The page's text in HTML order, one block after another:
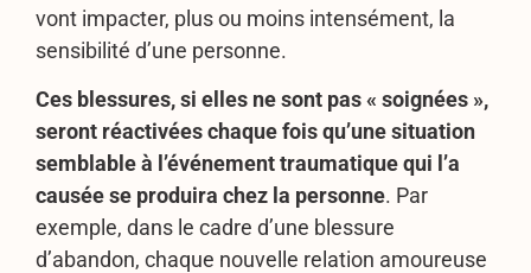
vont impacter, plus ou moins intensément, la
sensibilité d’une personne.
Ces blessures, si elles ne sont pas « soignées »,
seront réactivées chaque fois qu’une situation
semblable à l’événement traumatique qui l’a
causée se produira chez la personne. Par
exemple, dans le cadre d’une blessure
d’abandon, chaque nouvelle relation amoureuse